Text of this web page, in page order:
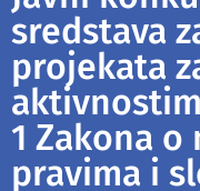
sredstava
projekata
1 Zakona
pravima i